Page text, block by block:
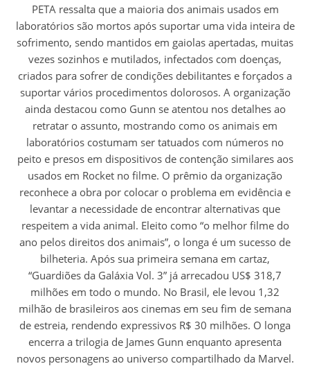
PETA ressalta que a maioria dos animais usados em
laboratórios são mortos após suportar uma vida inteira de
sofrimento, sendo mantidos em gaiolas apertadas, muitas
vezes sozinhos e mutilados, infectados com doenças,
criados para sofrer de condições debilitantes e forçados a
suportar vários procedimentos dolorosos. A organização
ainda destacou como Gunn se atentou nos detalhes ao
retratar o assunto, mostrando como os animais em
laboratórios costumam ser tatuados com números no
peito e presos em dispositivos de contenção similares aos
usados em Rocket no filme. O prêmio da organização
reconhece a obra por colocar o problema em evidência e
levantar a necessidade de encontrar alternativas que
respeitem a vida animal. Eleito como “o melhor filme do
ano pelos direitos dos animais”, o longa é um sucesso de
bilheteria. Após sua primeira semana em cartaz,
“Guardiões da Galáxia Vol. 3” já arrecadou US$ 318,7
milhões em todo o mundo. No Brasil, ele levou 1,32
milhão de brasileiros aos cinemas em seu fim de semana
de estreia, rendendo expressivos R$ 30 milhões. O longa
encerra a trilogia de James Gunn enquanto apresenta
novos personagens ao universo compartilhado da Marvel.